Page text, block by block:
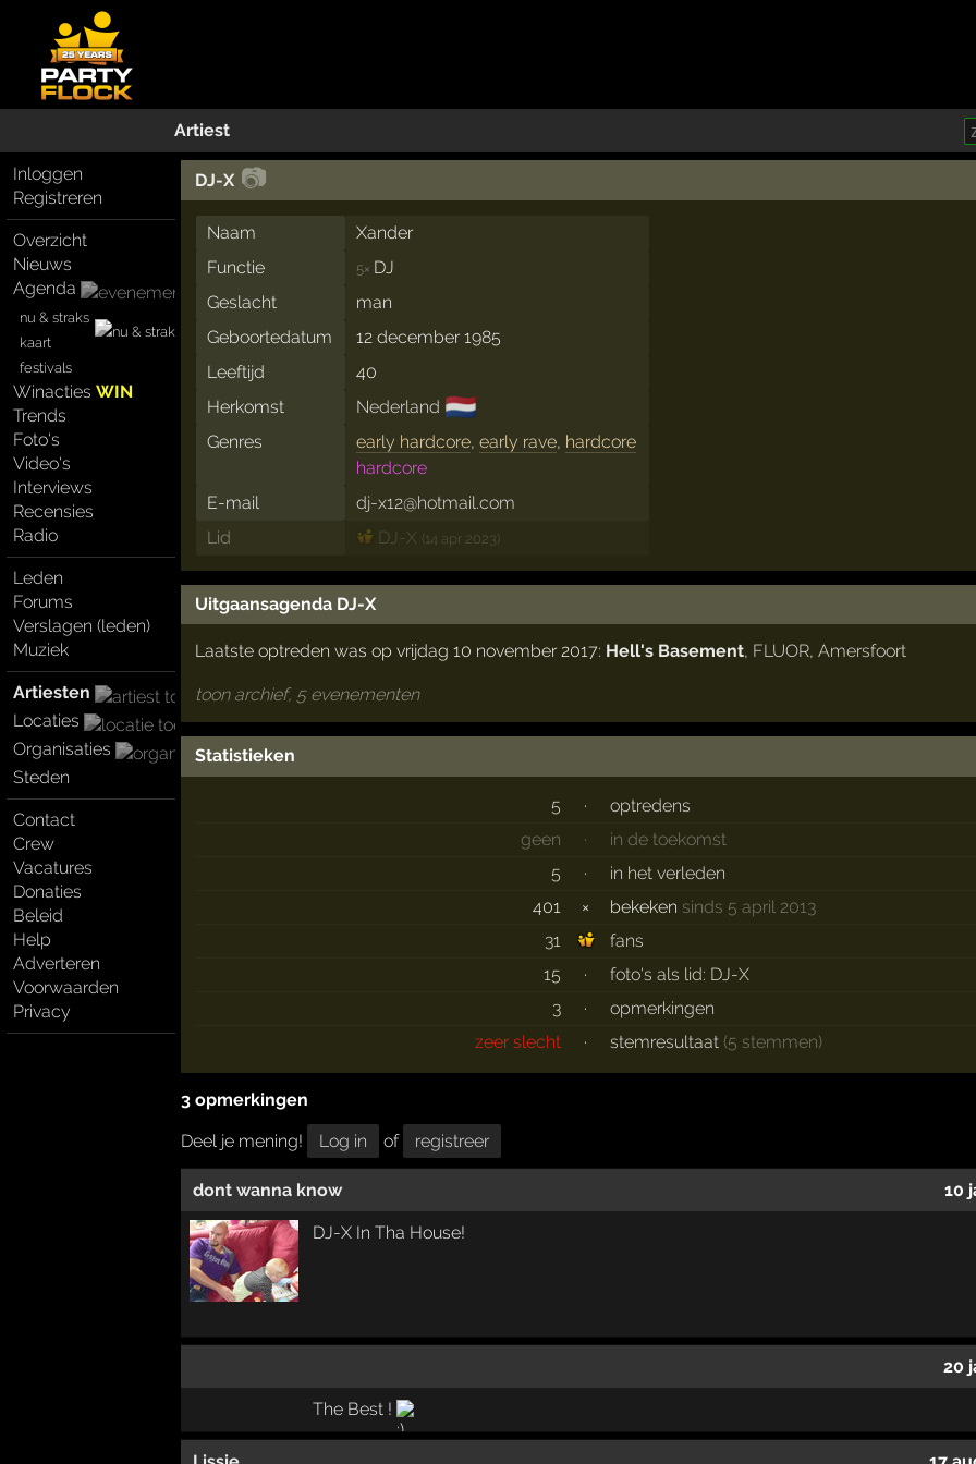
Artiest
Inloggen
Registreren
Overzicht
Nieuws
Agenda
nu & straks
kaart
festivals
WinactiesWIN
Trends
Foto's
Video's
Interviews
Recensies
Radio
Leden
Forums
Verslagen (leden)
Muziek
Artiesten
Locaties
Organisaties
Steden
Contact
Crew
Vacatures
Donaties
Beleid
Help
Adverteren
Voorwaarden
Privacy
DJ-X 📷
Naam
Xander
Functie
5× DJ
Geslacht
man
Geboortedatum
12 december 1985
Leeftijd
40
Herkomst
Nederland 🇳🇱
Genres early hardcore,early rave, hardcore
hardcore
E-mail
dj-x12@hotmail.com
Lid
DJ-X (14 apr 2023)
Uitgaansagenda DJ-X
Laatste optreden was op vrijdag 10 november 2017: Hell's Basement, FLUOR, Amersfoort
toon archief, 5 evenementen
Statistieken
5 ·
optredens
geen
·
in de toekomst
5
·
in het verleden
401
× bekeken sinds 5 april 2013
31
fans
15
·
foto's als lid: DJ-X
3
·
opmerkingen
zeer slecht
· stemresultaat (5 stemmen)
3 opmerkingen
Deel je mening!
Log in of registreer
dont wanna know 10
DJ-X In Tha House!
20
The Best !